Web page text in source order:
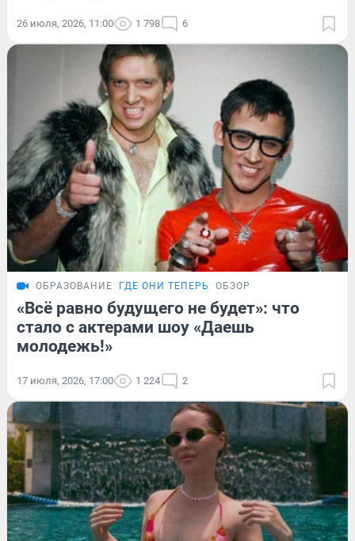
26 июля, 2026, 11:00 1 798 6
ОБРАЗОВАНИЕ ГДЕ ОНИ ТЕПЕРЬ ОБЗОР
«Всё равно будущего не будет»: что
стало с актерами шоу «Даешь
молодежь!»
17 июля, 2026, 17:00 1 224 2